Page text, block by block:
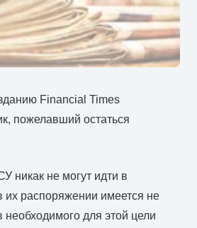
Financial Times
пожелавший остаться
никак не могут идти в
в их распоряжении имеется не
необходимого для этой цели